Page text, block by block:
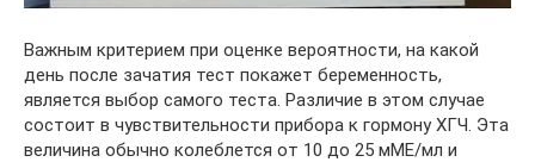
Важным критерием при оценке вероятности, на какой
день после зачатия тест покажет беременность,
является выбор самого теста. Различие в этом случае
состоит в чувствительности прибора к гормону ХГЧ. Эта
величина обычно колеблется от 10 до 25 мМЕ/мл и